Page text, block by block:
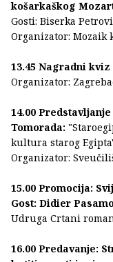
košarkaškog
Gosti: Biserka
Organizator: Mozaik
13.45 Nagradni kviz
Organizator:
14.00
Tomorada:
kultura starog
Organizator:
15.00 Promocija:
Gost: Didier
Udruga Crtani
16.00 Predavanje: